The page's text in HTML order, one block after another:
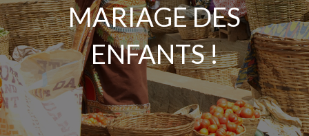
MARIAGE DES
ENFANTS !